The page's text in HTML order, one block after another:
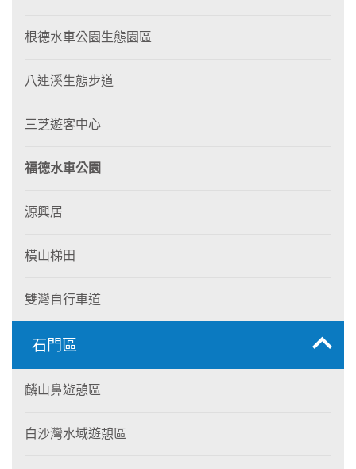
根德水車公園生態園區
八連溪生態步道
三芝遊客中心
福德水車公園
源興居
橫山梯田
雙灣自行車道
石門區
麟山鼻遊憩區
白沙灣水域遊憩區